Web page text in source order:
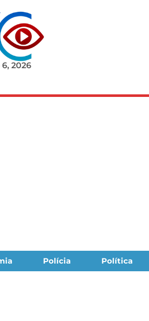
2026
Polícia Política